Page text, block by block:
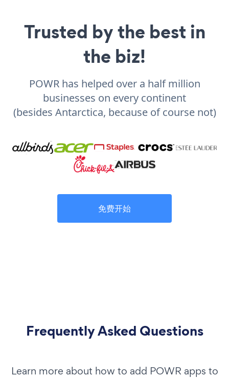
Trusted by the best in
the biz!
POWR has helped over a half million
businesses on every continent
(besides Antarctica, because of course not)
免费开始
Frequently Asked Questions
Learn more about how to add POWR apps to